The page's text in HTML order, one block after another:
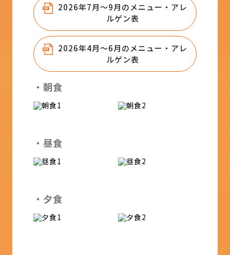
2026年7月～9月のメニュー・アレ
ルゲン表
2026年4月～6月のメニュー・アレ
ルゲン表
・朝食
・昼食
・夕食